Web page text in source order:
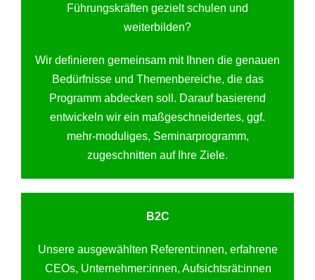
Führungskräften gezielt schulen und
weiterbilden?
Wir definieren gemeinsam mit Ihnen die genauen
Bedürfnisse und Themenbereiche, die das
Programm abdecken soll. Darauf basierend
entwickeln wir ein maßgeschneidertes, ggf.
mehr-moduliges, Seminarprogramm,
zugeschnitten auf Ihre Ziele.
B2C
Unsere ausgewählten Referent:innen, erfahrene
CEOs, Unternehmer:innen, Aufsichtsrät:innen